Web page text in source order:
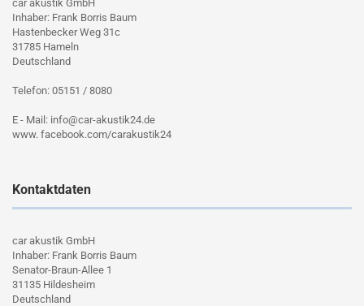
car akustik GmbH
Inhaber: Frank Borris Baum
Hastenbecker Weg 31c
31785 Hameln
Deutschland
Telefon: 05151 / 8080
E - Mail: info@car-akustik24.de
www. facebook.com/carakustik24
Kontaktdaten
car akustik GmbH
Inhaber: Frank Borris Baum
Senator-Braun-Allee 1
31135 Hildesheim
Deutschland